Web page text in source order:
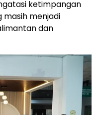
ketimpangan
masih menjadi
dan